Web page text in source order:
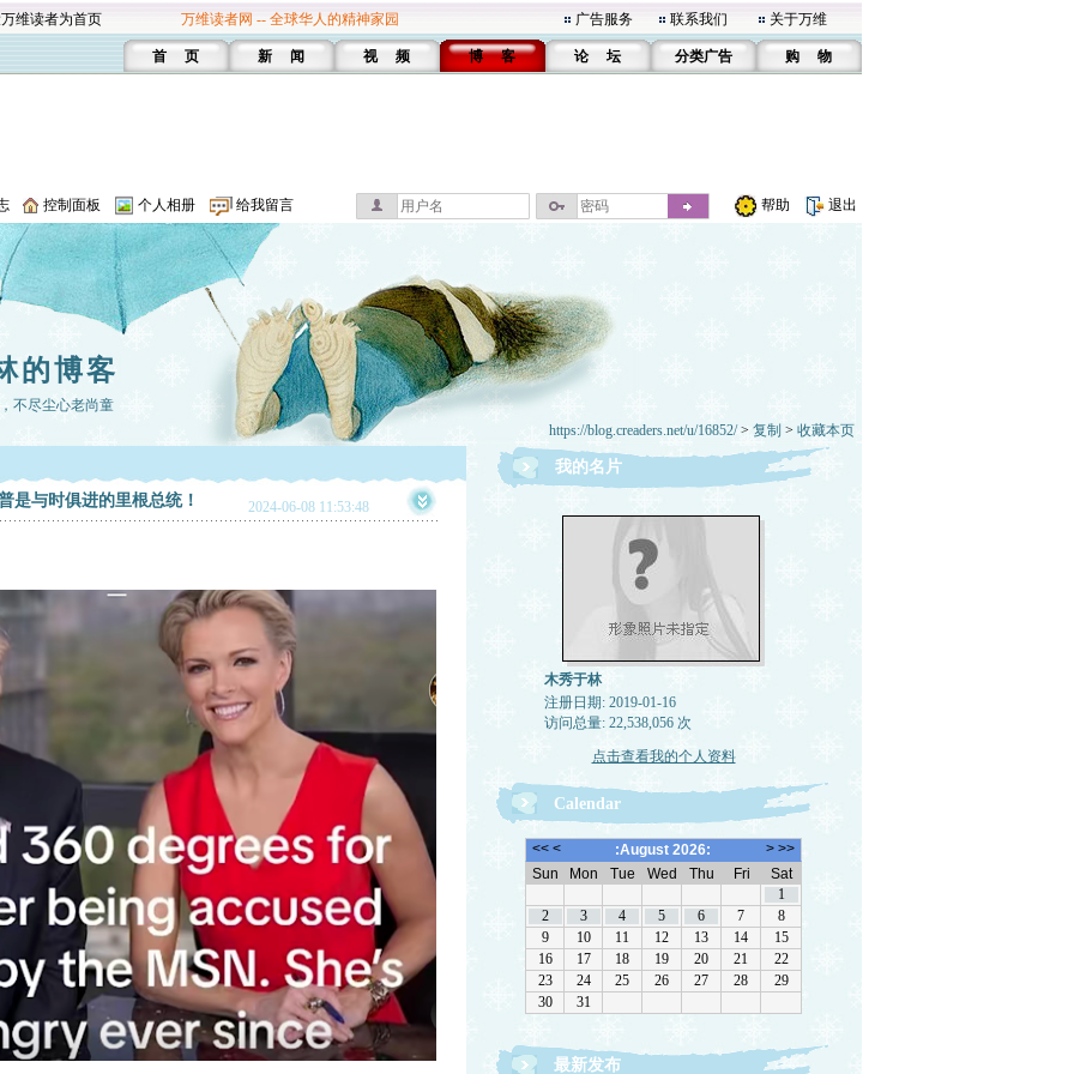
维读者为首页 万维读者网 -- 全球华人的精神家园 广告服务 联系我们 关于万维
首 页 新 闻 视 频 博 客 论 坛 分类广告 购 物
控制面板 个人相册 给我留言 帮助 退出
的博客
不尽尘心老尚童
https://blog.creaders.net/u/16852/> 复制 > 收藏本页
是与时俱进的里根总统！ 2024-06-08 11:53:48
我的名片
木秀于林
注册日期: 2019-01-16
访问总量: 22,538,056 次
点击查看我的个人资料
Calendar
最新发布